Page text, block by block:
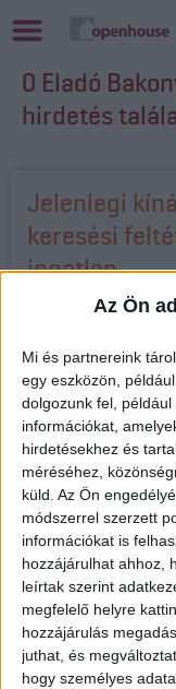
Az Ön
Mi és partnereink
egy eszközön,
dolgozunk fel,
információkat,
hirdetésekhez és
méréséhez,
küld. Az Ön
módszerrel szerzett
információkat is
hozzájárulhat ahhoz,
leírtak szerint
megfelelő helyre
hozzájárulás
juthat, és
hogy személyes
0 Eladó
hirdetés
Jelenlegi
keresési
ingatlan.
Keresse
Ferencziné
Openhouse
Értékesítő
+36 70 467 7588